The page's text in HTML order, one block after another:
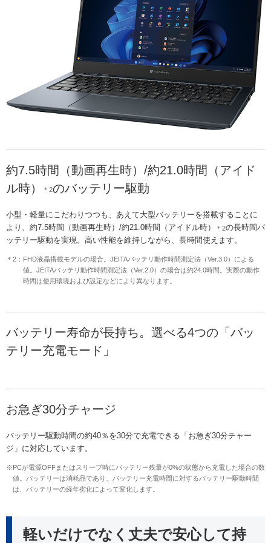
約7.5時間（動画再生時）/約21.0時間（アイド
ル時）
＊2のバッテリー駆動
小型・軽量にこだわりつつも、あえて大型バッテリーを搭載することに
より、約7.5時間（動画再生時）/約21.0時間（アイドル時）
＊2の長時間バ
ッテリー駆動を実現。高い性能を維持しながら、長時間使えます。
＊2：FHD液晶搭載モデルの場合。JEITAバッテリ動作時間測定法（Ver.3.0）による
値。JEITAバッテリ動作時間測定法（Ver.2.0）の場合は約24.0時間。実際の動作
時間は使用環境および設定などにより異なります。
バッテリー寿命が長持ち。選べる4つの「バッ
テリー充電モード」
お急ぎ30分チャージ
バッテリー駆動時間の約40％を30分で充電できる「お急ぎ30分チャー
ジ」に対応しています。
※PCが電源OFFまたはスリープ時にバッテリー残量が0%の状態から充電した場合の数
値。バッテリーは消耗品であり、バッテリー充電時間に対するバッテリー駆動時間
は、バッテリーの経年劣化によって変化します。
軽いだけでなく丈夫で安心して持